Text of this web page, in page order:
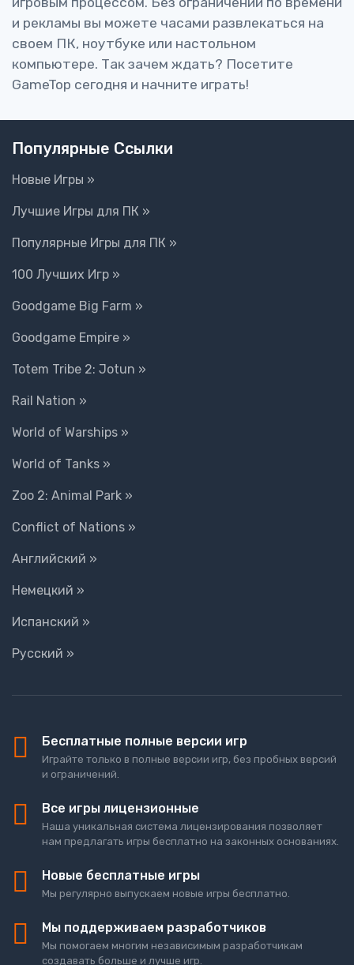
и рекламы вы можете часами развлекаться на
своем ПК, ноутбуке или настольном
компьютере. Так зачем ждать? Посетите
GameTop сегодня и начните играть!
Популярные Ссылки
Новые Игры »
Лучшие Игры для ПК »
Популярные Игры для ПК »
100 Лучших Игр »
Goodgame Big Farm »
Goodgame Empire »
Totem Tribe 2: Jotun »
Rail Nation »
World of Warships »
World of Tanks »
Zoo 2: Animal Park »
Conflict of Nations »
Английский »
Немецкий »
Испанский »
Русский »
Бесплатные полные версии игр
Играйте только в полные версии игр, без пробных версий
и ограничений.
Все игры лицензионные
Наша уникальная система лицензирования позволяет
нам предлагать игры бесплатно на законных основаниях.
Новые бесплатные игры
Мы регулярно выпускаем новые игры бесплатно.
Мы поддерживаем разработчиков
Мы помогаем многим независимым разработчикам
создавать больше и лучше игр.